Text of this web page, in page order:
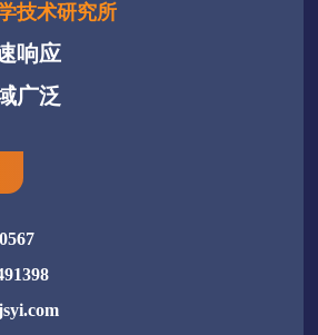
技术研究所
响应
广泛